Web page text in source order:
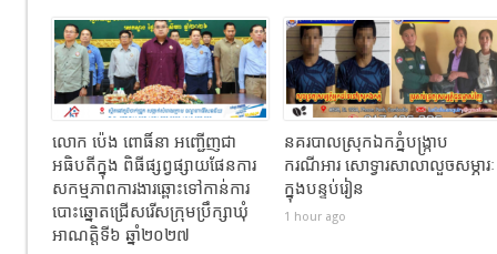
លោក ប៉េង ពោធិ៍នា អញ្ជើញជា
អធិបតីក្នុង ពិធីផ្សព្វផ្សាយផែនការ
សកម្មភាពការងារឆ្ពោះទៅកាន់ការ
បោះឆ្នោតជ្រើសរើសក្រុមប្រឹក្សាឃុំ
អាណត្តិទី៦ ឆ្នាំ២០២៧
នគរបាលស្រុកឯកភ្នំបង្រ្កាប
ករណីអារ សោទ្វារសាលាលួចសម្ភារៈ
ក្នុងបន្ទប់រៀន
1 hour ago